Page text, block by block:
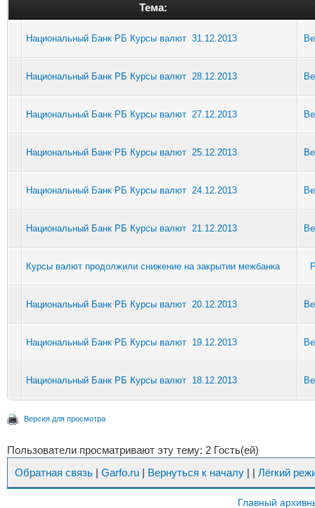
Тема:
Национальный Банк РБ Курсы валют 31.12.2013
Национальный Банк РБ Курсы валют 28.12.2013
Национальный Банк РБ Курсы валют 27.12.2013
Национальный Банк РБ Курсы валют 25.12.2013
Национальный Банк РБ Курсы валют 24.12.2013
Национальный Банк РБ Курсы валют 21.12.2013
Курсы валют продолжили снижение на закрытии межбанка
Национальный Банк РБ Курсы валют 20.12.2013
Национальный Банк РБ Курсы валют 19.12.2013
Национальный Банк РБ Курсы валют 18.12.2013
Версия для просмотра
Пользователи просматривают эту тему: 2 Гость(ей)
Обратная связь | Garfo.ru | Вернуться к началу | | Лёгкий
Главный